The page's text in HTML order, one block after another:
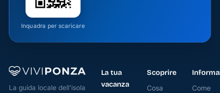
Inquadra per scaricare
La guida locale dell'isola
La tua
vacanza
Scoprire
Cosa
Come